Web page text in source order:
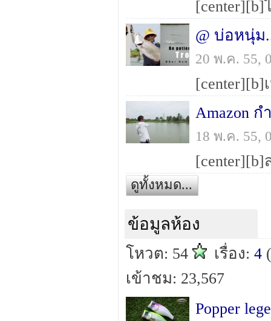
@ บ่อหนุ่ม
20 พ.ค. 55,
Amazon
18 พ.ค. 55,
ดูทั้งหมด...
ข้อมูลห้อง
โหวต: 54 เรื่อง:4
เข้าชม: 23,567
Popper